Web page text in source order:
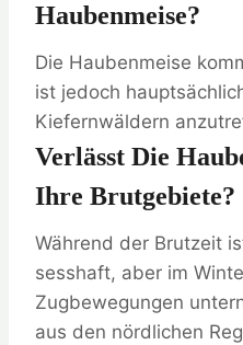
Haubenmeise?
Die Haubenmeise
ist jedoch
Kiefernwäldern
Verlässt Die
Ihre Brutgebiete?
Während der Brutzeit
sesshaft, aber im
Zugbewegungen
aus den nördlichen